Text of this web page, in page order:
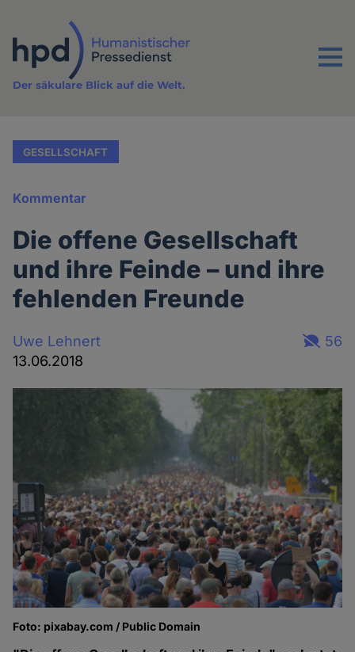
Inhalt
Menu
Der säkulare Blick auf die Welt.
GESELLSCHAFT
Kommentar
Die offene Gesellschaft
und ihre Feinde – und ihre
fehlenden Freunde
Uwe Lehnert
13.06.2018
56
Foto: pixabay.com / Public Domain